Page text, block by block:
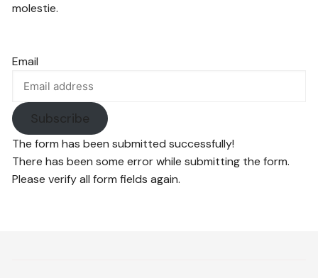
molestie.
Email
Subscribe
The form has been submitted successfully!
There has been some error while submitting the form.
Please verify all form fields again.